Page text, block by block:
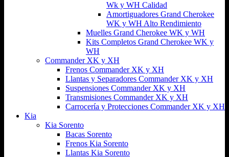
Wk y WH Calidad
Amortiguadores Grand Cherokee
WK y WH Alto Rendimiento
Muelles Grand Cherokee WK y WH
Kits Completos Grand Cherokee WK y
WH
Commander XK y XH
Frenos Commander XK y XH
Llantas y Separadores Commander XK y XH
Suspensiones Commander XK y XH
Transmisiones Commander XK y XH
Carrocería y Protecciones Commander XK y XH
Kia
Kia Sorento
Bacas Sorento
Frenos Kia Sorento
Llantas Kia Sorento